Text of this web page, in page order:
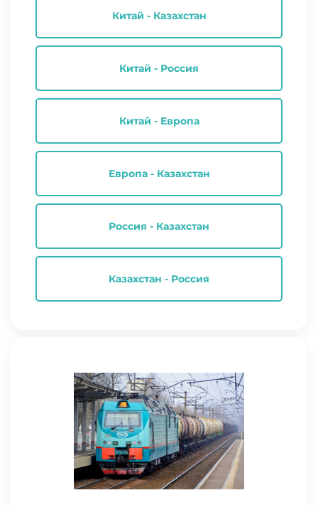
Китай - Казахстан
Китай - Россия
Китай - Европа
Европа - Казахстан
Россия - Казахстан
Казахстан - Россия